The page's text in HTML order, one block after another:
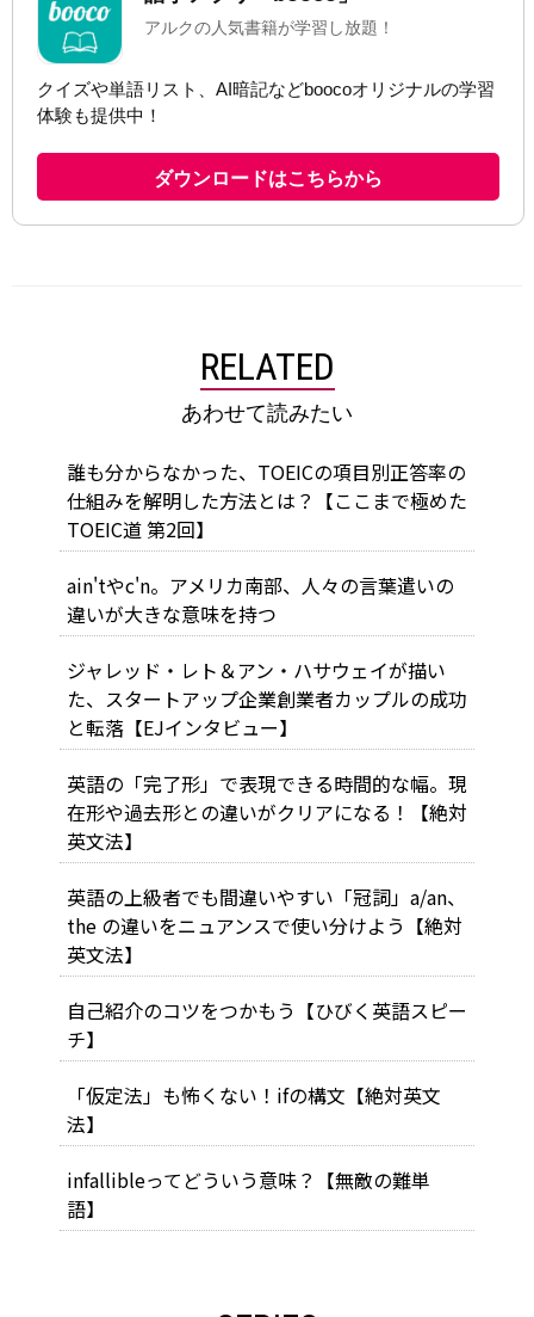
RELATED
あわせて読みたい
誰も分からなかった、TOEICの項目別正答率の
仕組みを解明した方法とは？【ここまで極めた
TOEIC道 第2回】
ain'tやc'n。アメリカ南部、人々の言葉遣いの
違いが大きな意味を持つ
ジャレッド・レト＆アン・ハサウェイが描い
た、スタートアップ企業創業者カップルの成功
と転落【EJインタビュー】
英語の「完了形」で表現できる時間的な幅。現
在形や過去形との違いがクリアになる！【絶対
英文法】
英語の上級者でも間違いやすい「冠詞」a/an、
the の違いをニュアンスで使い分けよう【絶対
英文法】
自己紹介のコツをつかもう【ひびく英語スピー
チ】
「仮定法」も怖くない！ifの構文【絶対英文
法】
infallibleってどういう意味？【無敵の難単
語】